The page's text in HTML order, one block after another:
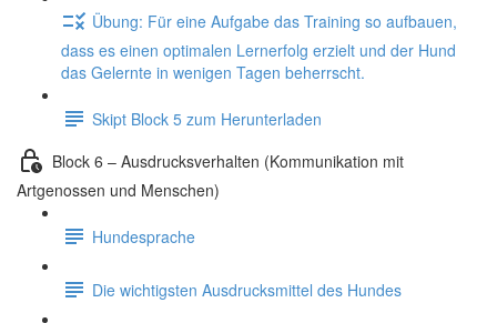
Übung: Für eine Aufgabe das Training so aufbauen,
dass es einen optimalen Lernerfolg erzielt und der Hund
das Gelernte in wenigen Tagen beherrscht.
Skipt Block 5 zum Herunterladen
Block 6 – Ausdrucksverhalten (Kommunikation mit
Artgenossen und Menschen)
Hundesprache
Die wichtigsten Ausdrucksmittel des Hundes